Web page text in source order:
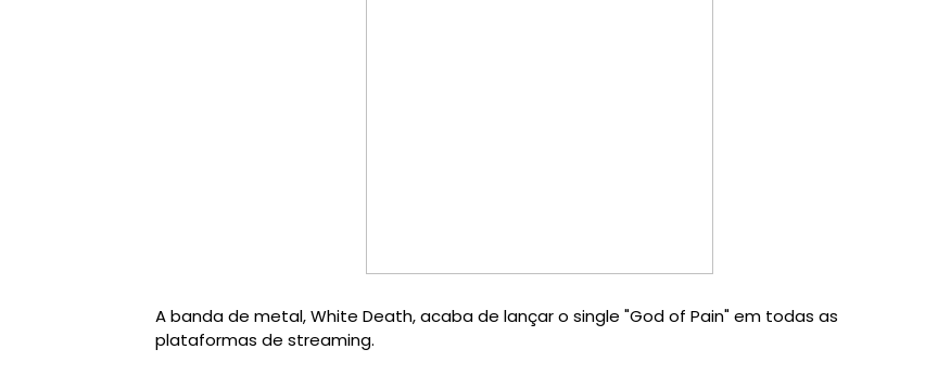
A banda de metal,White Death, acaba de lançar o single "God of Pain" em todas as
plataformas de streaming.